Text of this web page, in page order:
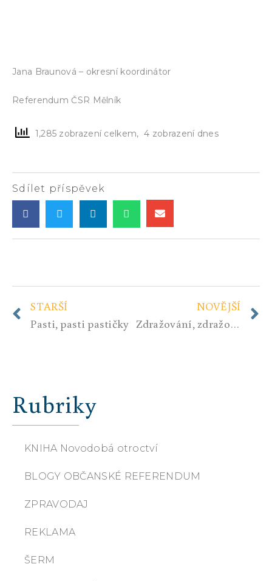
Jana Braunová – okresní koordinátor
Referendum ČSR Mělník
1,285 zobrazení celkem, 4 zobrazení dnes
Sdílet příspěvek
STARŠÍ
Pasti, pasti pastičky
NOVĚJŠÍ
Zdražování, zdražování, ….
Rubriky
KNIHA Novodobá otroctví
BLOGY OBČANSKÉ REFERENDUM
ZPRAVODAJ
REKLAMA
ŠERM